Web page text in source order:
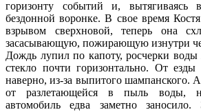
горизонту событий и, вытягиваясь
бездонной воронке. В свое время
взрывом сверхновой, теперь она
засасывающую, пожирающую изнутри
Дождь лупил по капоту, росчерки воды
стекло почти горизонтально. От
наверно, из-за выпитого шампанского.
от разлетающейся в пыль воды,
автомобиль едва заметно